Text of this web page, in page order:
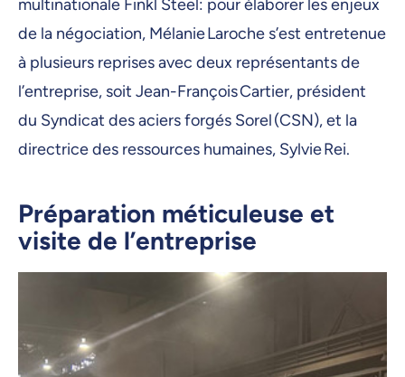
multinationale Finkl Steel: pour élaborer les enjeux
de la négociation, Mélanie Laroche s’est entretenue
à plusieurs reprises avec deux représentants de
l’entreprise, soit Jean-François Cartier, président
du Syndicat des aciers forgés Sorel (CSN), et la
directrice des ressources humaines, Sylvie Rei.
Préparation méticuleuse et
visite de l’entreprise